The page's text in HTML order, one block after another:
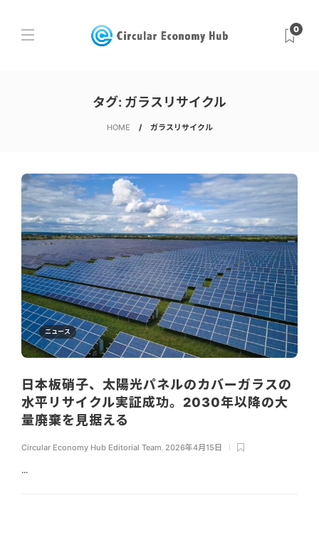
0
タグ: ガラスリサイクル
HOME ガラスリサイクル
ニュース
日本板硝子、太陽光パネルのカバーガラスの
水平リサイクル実証成功。2030年以降の大
量廃棄を見据える
Circular Economy Hub Editorial Team 2026年4月15日
...